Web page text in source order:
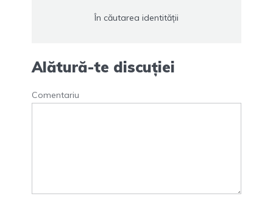
În căutarea identității
Alătură-te discuției
Comentariu